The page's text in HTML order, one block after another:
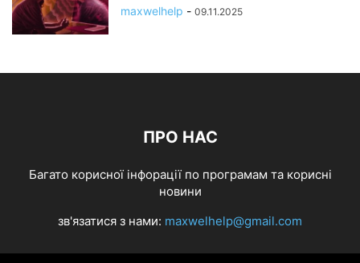
maxwelhelp - 09.11.2025
ПРО НАС
Багато корисної інфорації по програмам та корисні
новини
зв'язатися з нами: maxwelhelp@gmail.com